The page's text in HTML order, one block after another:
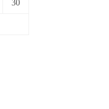
30